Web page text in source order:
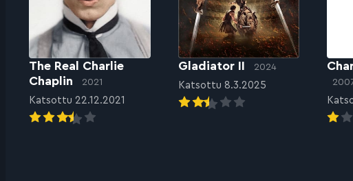
The Real Charlie
Chaplin
2021
Katsottu 22.12.2021
Gladiator II 2024
Katsottu 8.3.2025